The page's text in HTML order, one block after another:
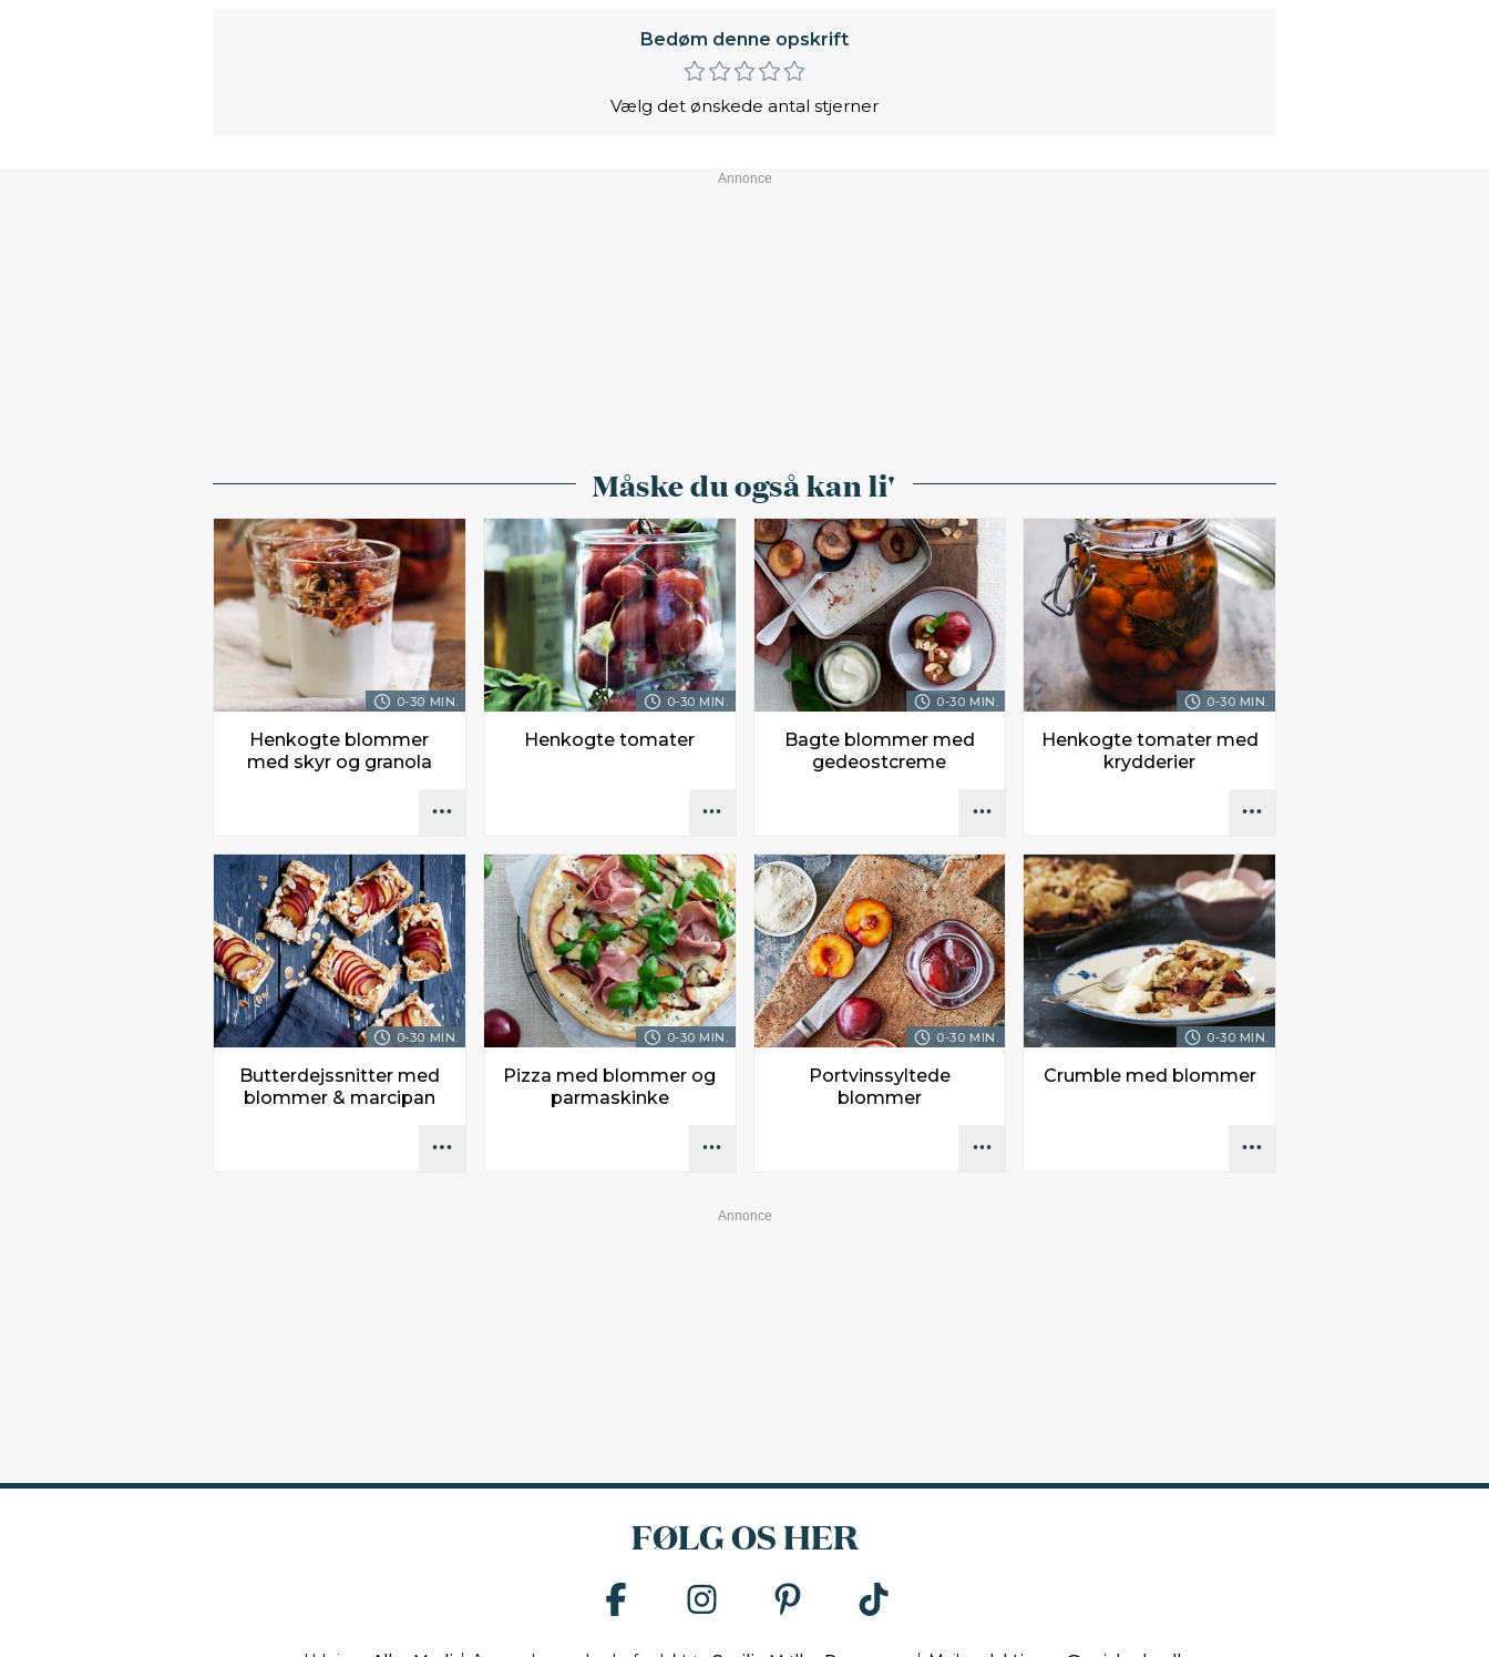
Bedøm denne opskrift
Vælg det ønskede antal stjerner
Måske du også kan li'
0-30 MIN.
Henkogte blommer
med skyr og granola
0-30 MIN.
Henkogte tomater
0-30 MIN.
Bagte blommer med
gedeostcreme
0-30 MIN.
Henkogte tomater med
krydderier
0-30 MIN.
Butterdejssnitter med
blommer & marcipan
0-30 MIN.
Pizza med blommer og
parmaskinke
0-30 MIN.
Portvinssyltede
blommer
0-30 MIN.
Crumble med blommer
FØLG OS HER